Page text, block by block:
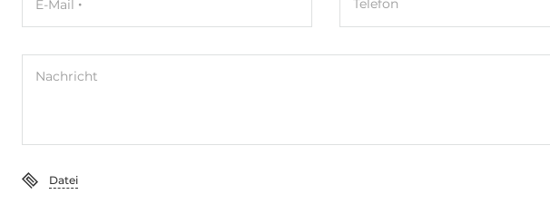
Schnittstellen Seriell / Parallel
E-Mail Telefon
Nachricht
Datei